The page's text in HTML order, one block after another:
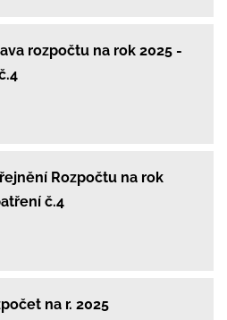
rozpočtu na rok 2025 -
Rozpočtu na rok
č.4
na r. 2025